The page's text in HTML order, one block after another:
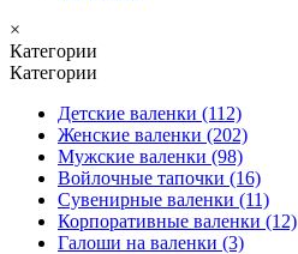
×
Категории
Категории
Детские валенки (112)
Женские валенки (202)
Мужские валенки (98)
Войлочные тапочки (16)
Сувенирные валенки (11)
Корпоративные валенки (12)
Галоши на валенки (3)